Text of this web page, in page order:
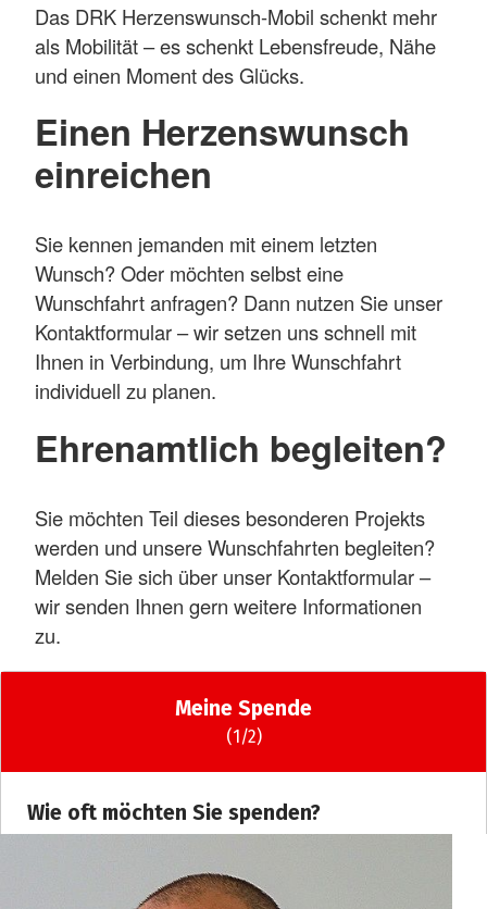
Das DRK Herzenswunsch-Mobil schenkt mehr
als Mobilität – es schenkt Lebensfreude, Nähe
und einen Moment des Glücks.
Einen Herzenswunsch
einreichen
Sie kennen jemanden mit einem letzten
Wunsch? Oder möchten selbst eine
Wunschfahrt anfragen? Dann nutzen Sie unser
Kontaktformular – wir setzen uns schnell mit
Ihnen in Verbindung, um Ihre Wunschfahrt
individuell zu planen.
Ehrenamtlich begleiten?
Sie möchten Teil dieses besonderen Projekts
werden und unsere Wunschfahrten begleiten?
Melden Sie sich über unser Kontaktformular –
wir senden Ihnen gern weitere Informationen
zu.